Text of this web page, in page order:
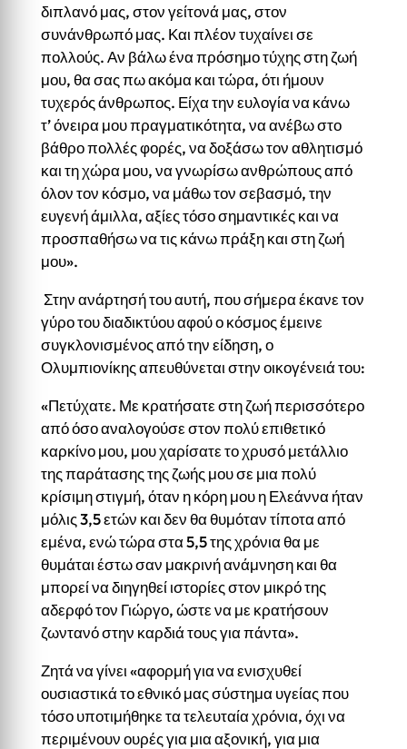
διπλανό μας, στον γείτονά μας, στον
συνάνθρωπό μας. Και πλέον τυχαίνει σε
πολλούς. Αν βάλω ένα πρόσημο τύχης στη ζωή
μου, θα σας πω ακόμα και τώρα, ότι ήμουν
τυχερός άνθρωπος. Είχα την ευλογία να κάνω
τ’ όνειρα μου πραγματικότητα, να ανέβω στο
βάθρο πολλές φορές, να δοξάσω τον αθλητισμό
και τη χώρα μου, να γνωρίσω ανθρώπους από
όλον τον κόσμο, να μάθω τον σεβασμό, την
ευγενή άμιλλα, αξίες τόσο σημαντικές και να
προσπαθήσω να τις κάνω πράξη και στη ζωή
μου».
Στην ανάρτησή του αυτή, που σήμερα έκανε τον
γύρο του διαδικτύου αφού ο κόσμος έμεινε
συγκλονισμένος από την είδηση, ο
Ολυμπιονίκης απευθύνεται στην οικογένειά του:
«Πετύχατε. Με κρατήσατε στη ζωή περισσότερο
από όσο αναλογούσε στον πολύ επιθετικό
καρκίνο μου, μου χαρίσατε το χρυσό μετάλλιο
της παράτασης της ζωής μου σε μια πολύ
κρίσιμη στιγμή, όταν η κόρη μου η Ελεάννα ήταν
μόλις 3,5 ετών και δεν θα θυμόταν τίποτα από
εμένα, ενώ τώρα στα 5,5 της χρόνια θα με
θυμάται έστω σαν μακρινή ανάμνηση και θα
μπορεί να διηγηθεί ιστορίες στον μικρό της
αδερφό τον Γιώργο, ώστε να με κρατήσουν
ζωντανό στην καρδιά τους για πάντα».
Ζητά να γίνει «αφορμή για να ενισχυθεί
ουσιαστικά το εθνικό μας σύστημα υγείας που
τόσο υποτιμήθηκε τα τελευταία χρόνια, όχι να
περιμένουν ουρές για μια αξονική, για μια